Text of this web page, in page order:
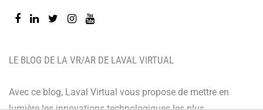
LE BLOG DE LA VR/AR DE LAVAL VIRTUAL
Avec ce blog, Laval Virtual vous propose de mettre en